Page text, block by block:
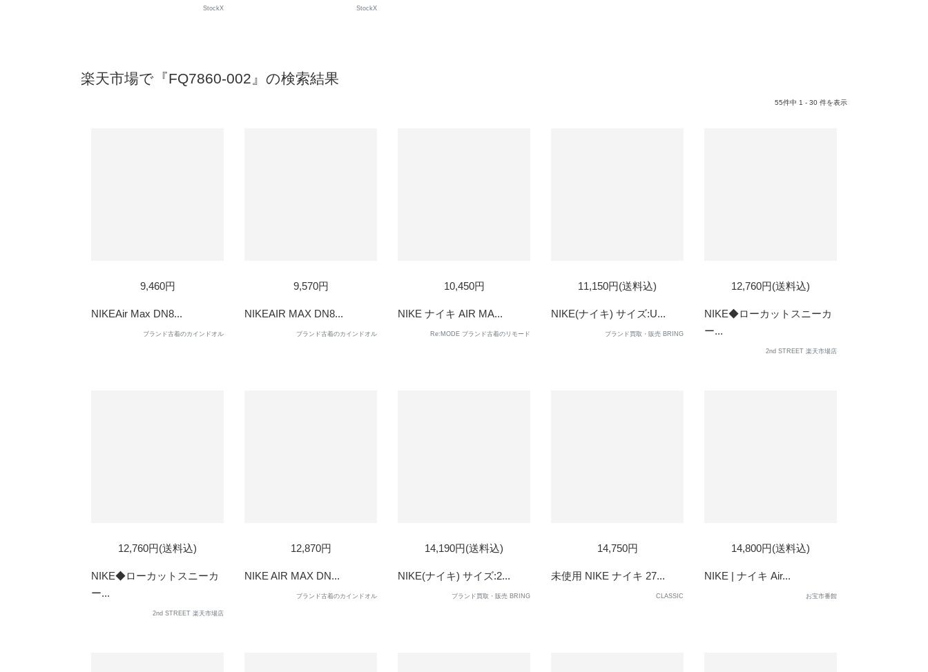
StockX StockX
楽天市場で『FQ7860-002』の検索結果
55件中 1 - 30 件を表示
9,460円
NIKEAir Max DN8...
ブランド古着のカインドオル
9,570円
NIKEAIR MAX DN8...
ブランド古着のカインドオル
10,450円
NIKE ナイキ AIR MA...
Re:MODE ブランド古着のリモード
11,150円(送料込)
NIKE(ナイキ) サイズ:U...
ブランド買取・販売 BRING
12,760円(送料込)
NIKE◆ローカットスニーカ
ー...
2nd STREET 楽天市場店
12,760円(送料込)
NIKE◆ローカットスニーカ
ー...
2nd STREET 楽天市場店
SOLD
OUT
12,870円
NIKE AIR MAX DN...
ブランド古着のカインドオル
SOLD
OUT
14,190円(送料込)
NIKE(ナイキ) サイズ:2...
ブランド買取・販売 BRING
SOLD
OUT
14,750円
未使用 NIKE ナイキ 27...
CLASSIC
SOLD
OUT
14,800円(送料込)
NIKE | ナイキ Air...
お宝市番館